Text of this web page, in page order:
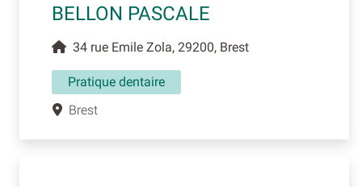
BELLON PASCALE
34 rue Emile Zola, 29200, Brest
Pratique dentaire
Brest